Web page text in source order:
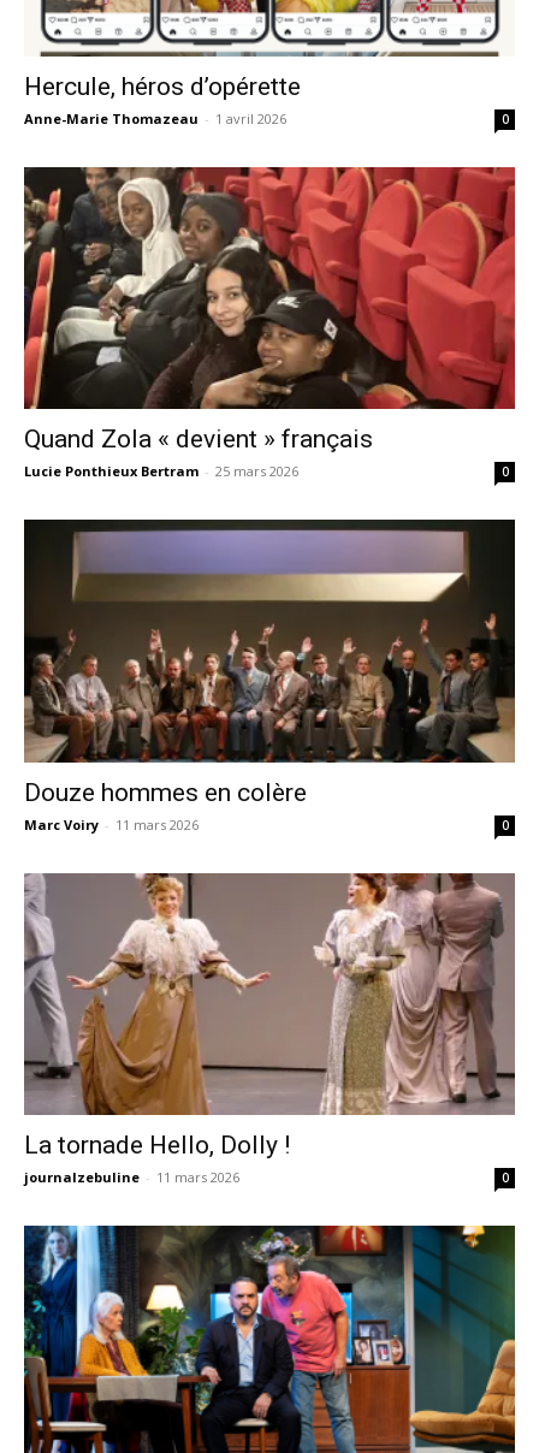
Hercule, héros d’opérette
Anne-Marie Thomazeau - 1 avril 2026 0
Quand Zola « devient » français
Lucie Ponthieux Bertram - 25 mars 2026 0
Douze hommes en colère
Marc Voiry - 11 mars 2026 0
La tornade Hello, Dolly !
journalzebuline - 11 mars 2026 0